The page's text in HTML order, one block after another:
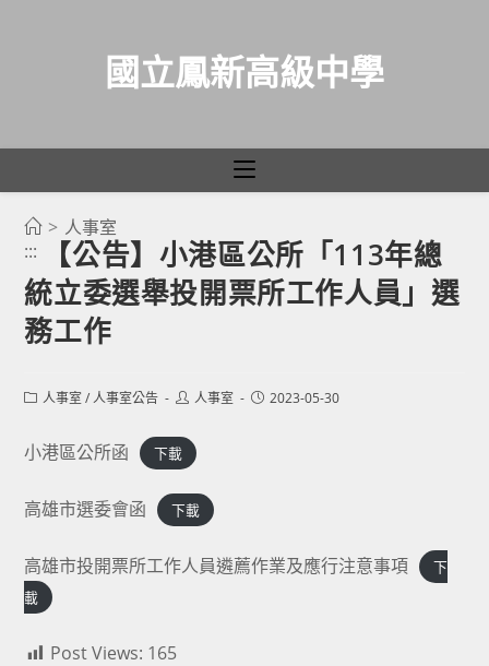
國立鳳新高級中學
> 人事室
:::
【公告】小港區公所「113年總
統立委選舉投開票所工作人員」選
務工作
Post人事室 / 人事室公告
Post人事室
Post2023-05-30
小港區公所函 下載
高雄市選委會函 下載
高雄市投開票所工作人員遴薦作業及應行注意事項
下
載
Post Views: 165